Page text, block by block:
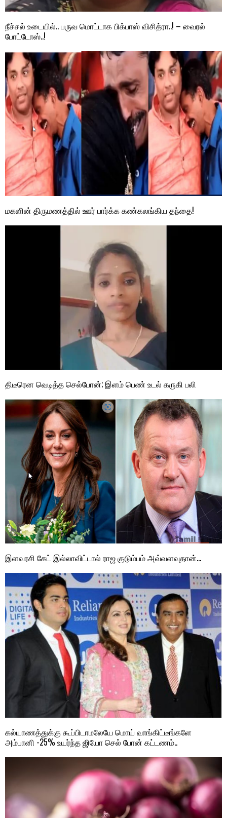
நீச்சல் உடையில்.. பருவ மொட்டாக பிக்பாஸ் விசித்ரா..! – வைரல்
போட்டோஸ்..!
மகளின் திருமணத்தில் ஊர் பார்க்க கண்கலங்கிய தந்தை!
திடீரென வெடித்த செல்போன்; இளம் பெண் உடல் கருகி பலி
இளவரசி கேட் இல்லாவிட்டால் ராஜ குடும்பம் அவ்வளவுதான்…
கல்யாணத்துக்கு கூப்பிடாமலேயே மொய் வாங்கிட்டீங்களே
அம்பானி -25% உயர்ந்த ஜியோ செல் போன் கட்டணம்..